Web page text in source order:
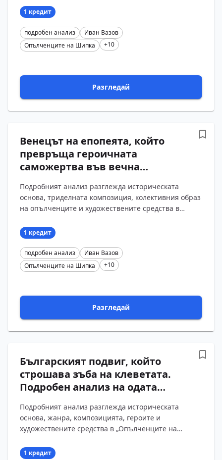
отговорите...
1 кредит
подробен анализ
Иван Вазов
Опълченците на Шипка
+10
Разгледай
Венецът на епопеята, който
превръща героичната
саможертва във вечна
анализ на „Опълченците на
Шипка“ от Иван Вазов с
Подробният анализ разглежда историческата
основа, триделната композиция, колективния образ
на опълченците и художествените средства в
просл...
1 кредит
подробен анализ
Иван Вазов
Опълченците на Шипка
+10
Разгледай
Българският подвиг, който
строшава зъба на клеветата.
Подробен анализ на одата
Иван Вазов с въпроси и
отговори
Подробният анализ разглежда историческата
основа, жанра, композицията, героите и
художествените средства в „Опълченците на
противопоставянето м...
1 кредит